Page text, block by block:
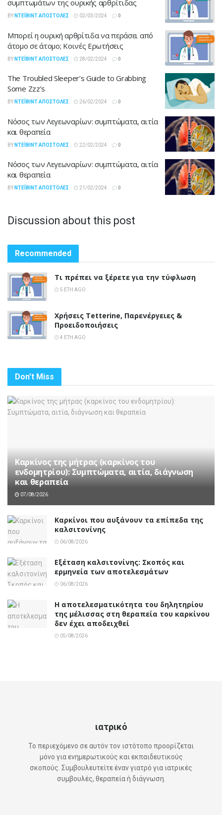
συμπτωμάτων της ουρικής αρθρίτιδας
BY ΝΤΈΙΒΙΝΤ ΑΠΟΣΤΌΛΕΣ 02/03/2024 0
Μπορεί η ουρική αρθρίτιδα να περάσει από
άτομο σε άτομο; Κοινές Ερωτήσεις
BY ΝΤΈΙΒΙΝΤ ΑΠΟΣΤΌΛΕΣ 28/02/2024 0
The Troubled Sleeper’s Guide to Grabbing
Some Zzz’s
BY ΝΤΈΙΒΙΝΤ ΑΠΟΣΤΌΛΕΣ 26/02/2024 0
Νόσος των Λεγεωναρίων: συμπτώματα, αιτία
και θεραπεία
BY ΝΤΈΙΒΙΝΤ ΑΠΟΣΤΌΛΕΣ 22/02/2024 0
Νόσος των Λεγεωναρίων: συμπτώματα, αιτία
και θεραπεία
BY ΝΤΈΙΒΙΝΤ ΑΠΟΣΤΌΛΕΣ 21/02/2024 0
Discussion about this post
Recommended
Τι πρέπει να ξέρετε για την τύφλωση
5 ΈΤΗ AGO
Χρήσεις Tetterine, Παρενέργειες &
Προειδοποιήσεις
4 ΈΤΗ AGO
Don't Miss
Καρκίνος της μήτρας (καρκίνος του
ενδομητρίου): Συμπτώματα, αιτία, διάγνωση
και θεραπεία
07/08/2026
Καρκίνοι που αυξάνουν τα επίπεδα της
καλσιτονίνης
06/08/2026
Εξέταση καλσιτονίνης: Σκοπός και
ερμηνεία των αποτελεσμάτων
06/08/2026
Η αποτελεσματικότητα του δηλητηρίου
της μέλισσας στη θεραπεία του καρκίνου
δεν έχει αποδειχθεί
05/08/2026
ιατρικό
Το περιεχόμενο σε αυτόν τον ιστότοπο προορίζεται
μόνο για ενημερωτικούς και εκπαιδευτικούς
σκοπούς. Συμβουλευτείτε έναν γιατρό για ιατρικές
συμβουλές, θεραπεία ή διάγνωση.